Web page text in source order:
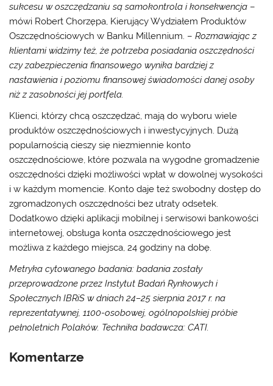
sukcesu w oszczędzaniu są samokontrola i konsekwencja –
mówi Robert Chorzępa, Kierujący Wydziałem Produktów
Oszczędnościowych w Banku Millennium. –Rozmawiając z
klientami widzimy też, że potrzeba posiadania oszczędności
czy zabezpieczenia finansowego wynika bardziej z
nastawienia i poziomu finansowej świadomości danej osoby
niż z zasobności jej portfela.
Klienci, którzy chcą oszczędzać, mają do wyboru wiele
produktów oszczędnościowych i inwestycyjnych. Dużą
popularnością cieszy się niezmiennie konto
oszczędnościowe, które pozwala na wygodne gromadzenie
oszczędności dzięki możliwości wpłat w dowolnej wysokości
i w każdym momencie. Konto daje też swobodny dostęp do
zgromadzonych oszczędności bez utraty odsetek.
Dodatkowo dzięki aplikacji mobilnej i serwisowi bankowości
internetowej, obsługa konta oszczędnościowego jest
możliwa z każdego miejsca, 24 godziny na dobę.
Metryka cytowanego badania: badania zostały
przeprowadzone przez Instytut Badań Rynkowych i
Społecznych IBRiS w dniach 24–25 sierpnia 2017 r. na
reprezentatywnej, 1100-osobowej, ogólnopolskiej próbie
pełnoletnich Polaków. Technika badawcza: CATI.
Komentarze